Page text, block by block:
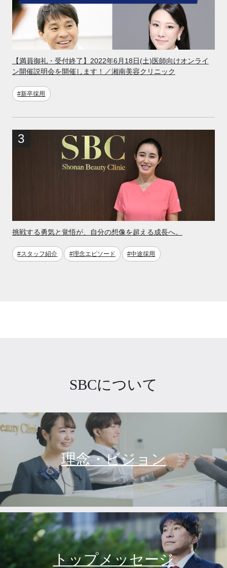
【満員御礼・受付終了】2022年6月18日(土)医師向けオンライ
ン開催説明会を開催します！／湘南美容クリニック
#新卒採用
挑戦する勇気と覚悟が、自分の想像を超える成長へ。
#スタッフ紹介 #理念エピソード #中途採用
SBCについて
理念・ビジョン
トップメッセージ